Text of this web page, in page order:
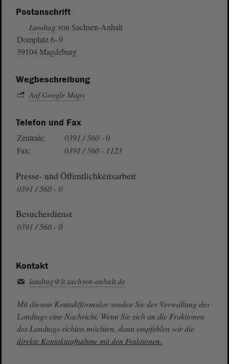
Postanschrift
Landtag von Sachsen-Anhalt
Domplatz 6–9
39104 Magdeburg
Wegbeschreibung
Auf Google Maps
Telefon und Fax
Zentrale:
0391 / 560 - 0
Fax:
0391 / 560 - 1123
Presse- und Öffentlichkeitsarbeit
0391 / 560 - 0
Besucherdienst
0391 / 560 - 0
Kontakt
landtag@lt.sachsen-anhalt.de
Mit diesem Kontaktformular senden Sie der Verwaltung des
Landtags eine Nachricht. Wenn Sie sich an die Fraktionen
des Landtags richten möchten, dann empfehlen wir die
direkte Kontaktaufnahme mit den Fraktionen.